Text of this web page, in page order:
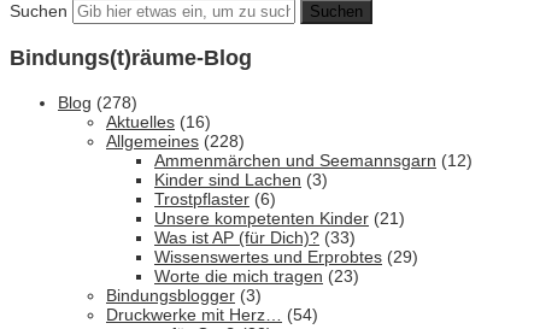
Suchen
Bindungs(t)räume-Blog
Blog (278)
Aktuelles (16)
Allgemeines (228)
Ammenmärchen und Seemannsgarn (12)
Kinder sind Lachen (3)
Trostpflaster (6)
Unsere kompetenten Kinder (21)
Was ist AP (für Dich)? (33)
Wissenswertes und Erprobtes (29)
Worte die mich tragen (23)
Bindungsblogger (3)
Druckwerke mit Herz… (54)